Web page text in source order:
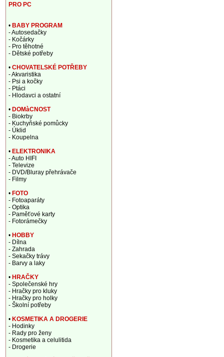
PRO PC
• BABY PROGRAM
- Autosedačky
- Kočárky
- Pro těhotné
- Dětské potřeby
• CHOVATELSKÉ POTŘEBY
- Akvaristika
- Psi a kočky
- Ptáci
- Hlodavci a ostatní
• DOMàCNOST
- Biokrby
- Kuchyňské pomůcky
- Úklid
- Koupelna
• ELEKTRONIKA
- Auto HIFI
- Televize
- DVD/Bluray přehrávače
- Filmy
• FOTO
- Fotoaparáty
- Optika
- Paměťové karty
- Fotorámečky
• HOBBY
- Dílna
- Zahrada
- Sekačky trávy
- Barvy a laky
• HRAČKY
- Společenské hry
- Hračky pro kluky
- Hračky pro holky
- Školní potřeby
• KOSMETIKA A DROGERIE
- Hodinky
- Rady pro ženy
- Kosmetika a celulitida
- Drogerie